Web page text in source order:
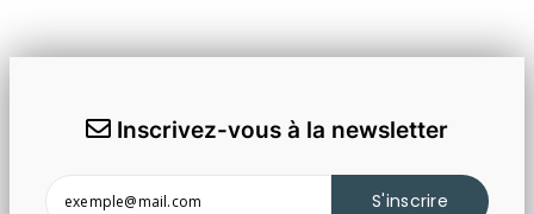
Inscrivez-vous à la newsletter
S'inscrire